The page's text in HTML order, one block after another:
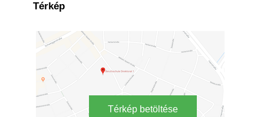
Térkép
Térkép betöltése